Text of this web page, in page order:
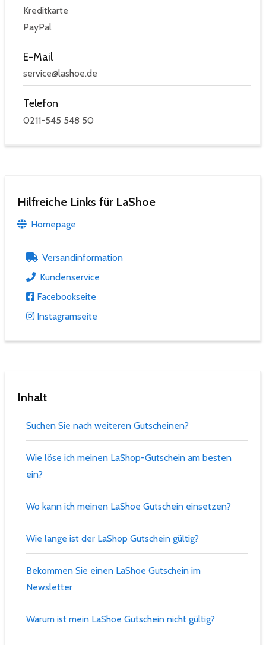
Kreditkarte
PayPal
E-Mail
service@lashoe.de
Telefon
0211-545 548 50
Hilfreiche Links für LaShoe
Homepage
Versandinformation
Kundenservice
Facebookseite
Instagramseite
Inhalt
Suchen Sie nach weiteren Gutscheinen?
Wie löse ich meinen LaShop-Gutschein am besten
ein?
Wo kann ich meinen LaShoe Gutschein einsetzen?
Wie lange ist der LaShop Gutschein gültig?
Bekommen Sie einen LaShoe Gutschein im
Newsletter
Warum ist mein LaShoe Gutschein nicht gültig?